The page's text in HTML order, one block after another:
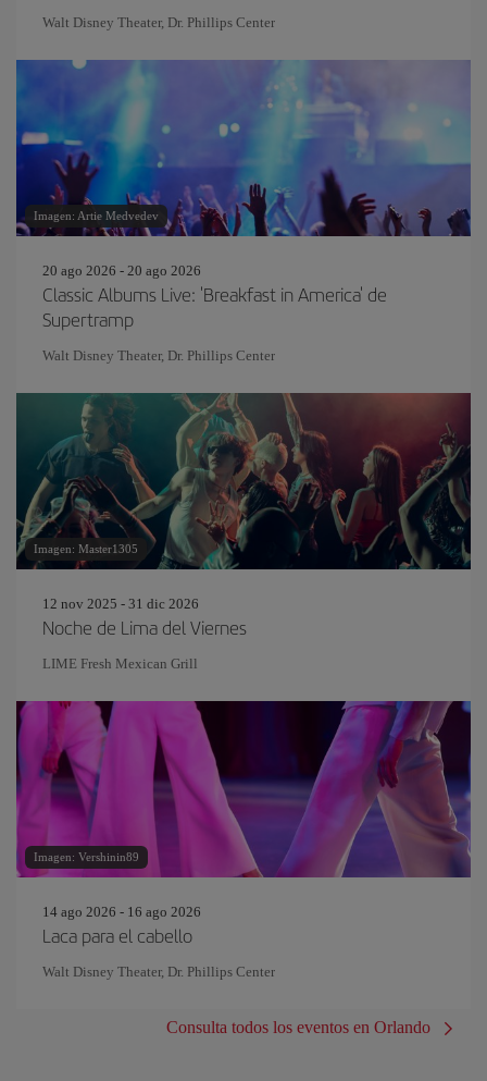
Walt Disney Theater, Dr. Phillips Center
Imagen: Artie Medvedev
20 ago 2026 - 20 ago 2026
Classic Albums Live: 'Breakfast in America' de
Supertramp
Walt Disney Theater, Dr. Phillips Center
Imagen: Master1305
12 nov 2025 - 31 dic 2026
Noche de Lima del Viernes
LIME Fresh Mexican Grill
Imagen: Vershinin89
14 ago 2026 - 16 ago 2026
Laca para el cabello
Walt Disney Theater, Dr. Phillips Center
Consulta todos los eventos en Orlando